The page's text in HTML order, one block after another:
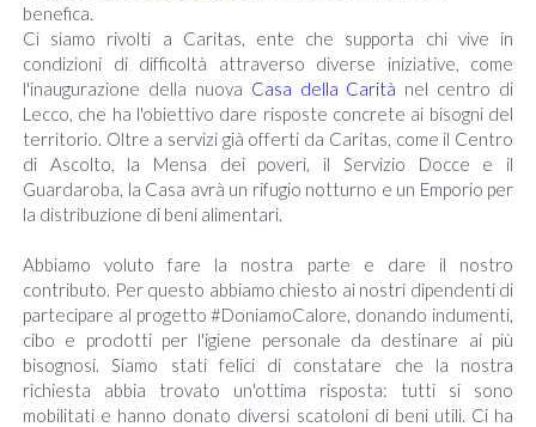
benefica.
Ci siamo rivolti a Caritas, ente che supporta chi vive in
condizioni di difficoltà attraverso diverse iniziative, come
l'inaugurazione della nuova Casa della Carità nel centro di
Lecco, che ha l'obiettivo dare risposte concrete ai bisogni del
territorio. Oltre a servizi già offerti da Caritas, come il Centro
di Ascolto, la Mensa dei poveri, il Servizio Docce e il
Guardaroba, la Casa avrà un rifugio notturno e un Emporio per
la distribuzione di beni alimentari.
Abbiamo voluto fare la nostra parte e dare il nostro
contributo. Per questo abbiamo chiesto ai nostri dipendenti di
partecipare al progetto #DoniamoCalore, donando indumenti,
cibo e prodotti per l'igiene personale da destinare ai più
bisognosi. Siamo stati felici di constatare che la nostra
richiesta abbia trovato un'ottima risposta: tutti si sono
mobilitati e hanno donato diversi scatoloni di beni utili. Ci ha